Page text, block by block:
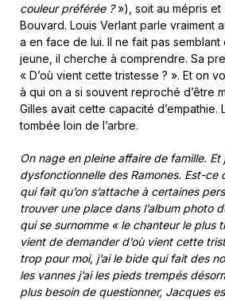
couleur préférée ?»), soit au mépris et
Bouvard. Louis Verlant parle vraiment
a en face de lui. Il ne fait pas semblant
jeune, il cherche à comprendre. Sa
« D’où vient cette tristesse ? ». Et on
à qui on a si souvent reproché d’être
Gilles avait cette capacité d’empathie.
tombée loin de l’arbre.
On nage en pleine affaire de famille. Et
dysfonctionnelle des Ramones. Est-ce
qui fait qu’on s’attache à certaines
trouver une place dans l’album photo
qui se surnomme « le chanteur le plus
vient de demander d’où vient cette
trop pour moi, j’ai le bide qui fait des
les vannes j’ai les pieds trempés
plus besoin de questionner, Jacques